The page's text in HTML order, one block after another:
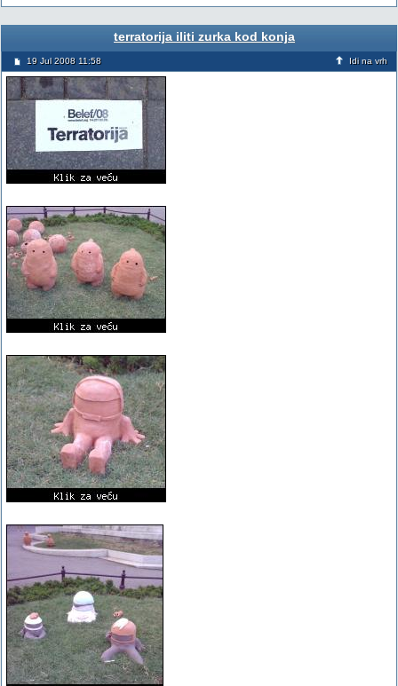
terratorija iliti zurka kod konja
19 Jul 2008 11:58 Idi na vrh